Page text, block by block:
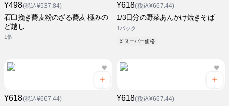
¥498(税込¥537.84)
石臼挽き蕎麦粉のざる蕎麦 極みの
ど越し
1個
¥618(税込¥667.44)
1/3日分の野菜あんかけ焼きそば
1パック
¥ スーパー価格
¥618(税込¥667.44) ¥618(税込¥667.44)